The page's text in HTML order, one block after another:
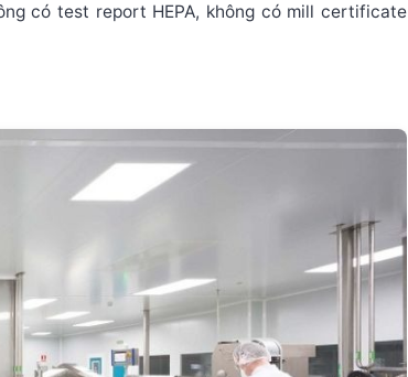
có test report HEPA, không có mill certificate